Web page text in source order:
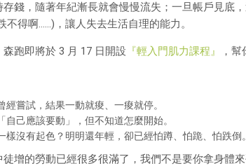
錢，隨著年紀漸長就會慢慢流失；一旦帳戶見底
得啊……)，讓人失去生活自理的能力。
跑即將於 3 月 17 日開設 『輕入門肌力課程』 ，
嘗試，結果一動就痠、一痠就停。
己應該要動」，但不知道怎麼開始。
沒有起色？明明還年輕，卻已經怕蹲、怕跪、怕跌倒。
增的勞動已經很多很滿了，我們不是要你拿身體來